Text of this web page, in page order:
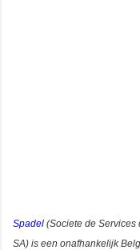
Spadel (Societe de Services
SA) is een onafhankelijk